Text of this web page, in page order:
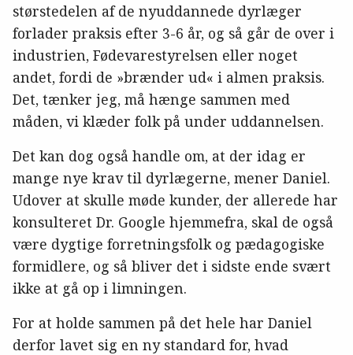
størstedelen af de nyuddannede dyrlæger
forlader praksis efter 3-6 år, og så går de over i
industrien, Fødevarestyrelsen eller noget
andet, fordi de »brænder ud« i almen praksis.
Det, tænker jeg, må hænge sammen med
måden, vi klæder folk på under uddannelsen.
Det kan dog også handle om, at der idag er
mange nye krav til dyrlægerne, mener Daniel.
Udover at skulle møde kunder, der allerede har
konsulteret Dr. Google hjemmefra, skal de også
være dygtige forretningsfolk og pædagogiske
formidlere, og så bliver det i sidste ende svært
ikke at gå op i limningen.
For at holde sammen på det hele har Daniel
derfor lavet sig en ny standard for, hvad